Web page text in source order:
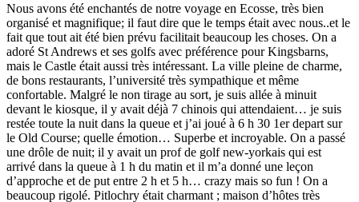
Nous avons été enchantés de notre voyage en Ecosse, très bien
organisé et magnifique; il faut dire que le temps était avec nous..et le
fait que tout ait été bien prévu facilitait beaucoup les choses. On a
adoré St Andrews et ses golfs avec préférence pour Kingsbarns,
mais le Castle était aussi très intéressant. La ville pleine de charme,
de bons restaurants, l’université très sympathique et même
confortable. Malgré le non tirage au sort, je suis allée à minuit
devant le kiosque, il y avait déjà 7 chinois qui attendaient… je suis
restée toute la nuit dans la queue et j’ai joué à 6 h 30 1er depart sur
le Old Course; quelle émotion… Superbe et incroyable. On a passé
une drôle de nuit; il y avait un prof de golf new-yorkais qui est
arrivé dans la queue à 1 h du matin et il m’a donné une leçon
d’approche et de put entre 2 h et 5 h… crazy mais so fun ! On a
beaucoup rigolé. Pitlochry était charmant ; maison d’hôtes très